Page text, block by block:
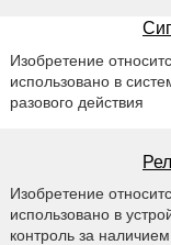
Изобретение
использовано в
разового действия
Изобретение
использовано в
контроль за